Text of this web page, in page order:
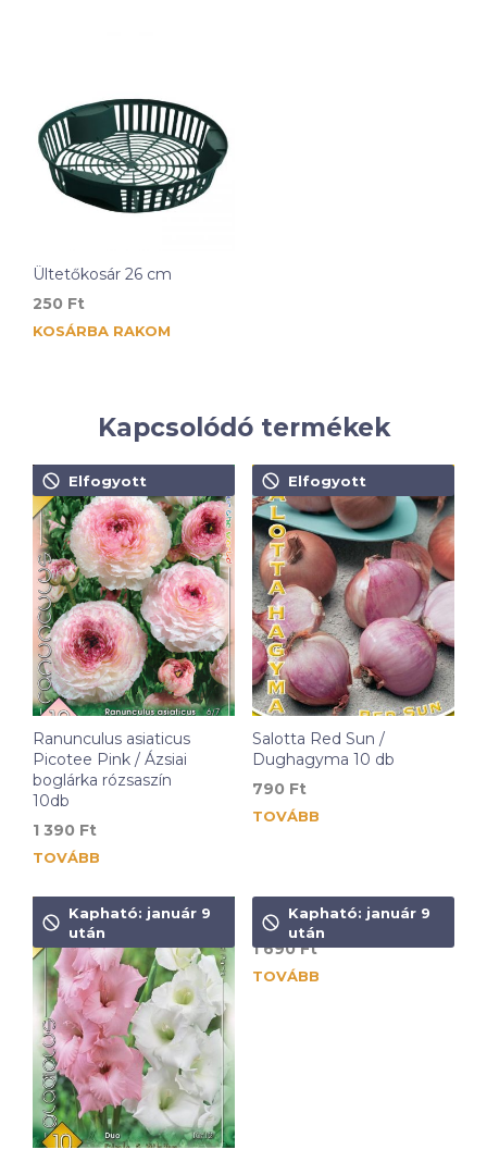
Ültetőkosár 26 cm
250 Ft
KOSÁRBA RAKOM
Kapcsolódó termékek
Ranunculus asiaticus
Picotee Pink / Ázsiai
boglárka rózsaszín
10db
1 390 Ft
Elfogyott
TOVÁBB
Salotta Red Sun /
Dughagyma 10 db
790 Ft
Elfogyott
TOVÁBB
Kapható: január 9
után
Lycoris Aurea
1 690Ft
Kapható: január 9
után
TOVÁBB